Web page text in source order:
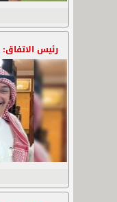
رئيس الاتفاق: